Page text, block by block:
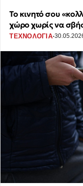
Το κινητό σου
χώρο χωρίς να
ΤΕΧΝΟΛΟΓΙΑ·